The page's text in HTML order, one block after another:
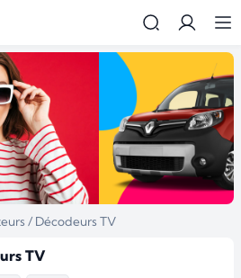
/ Décodeurs TV
TV